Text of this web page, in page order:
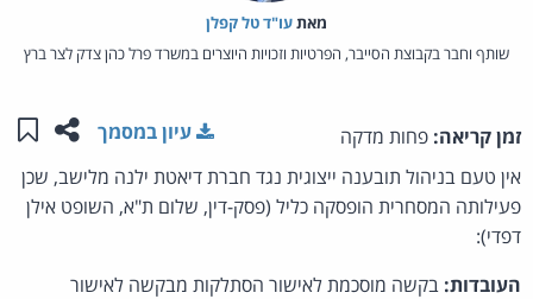
מאת‏עו"ד טל קפלן
שותף וחבר בקבוצת הסייבר, הפרטיות וזכויות היוצרים במשרד פרל כהן צדק לצר ברץ
זמן קריאה: פחות מדקה שתפו
עיון במסמך
אין טעם בניהול תובענה ייצוגית נגד חברת דיאטת ילנה מלישב, שכן
פעילותה המסחרית הופסקה כליל (פסק-דין, שלום ת"א, השופט אילן
דפדי):
העובדות: בקשה מוסכמת לאישור הסתלקות מבקשה לאישור